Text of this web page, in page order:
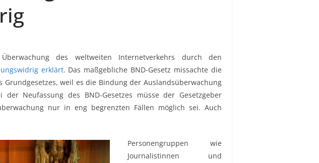
des weltweiten Internetverkehrs durch den
erklärt. Das maßgebliche BND-Gesetz missachte die
weil es die Bindung der Auslandsüberwachung
Neufassung des BND-Gesetzes müsse der Gesetzgeber
nur in eng begrenzten Fällen möglich sei. Auch
Personengruppen wie
Journalistinnen und